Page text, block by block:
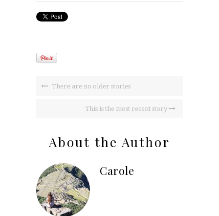
There are no older stories
This is the most recent story
About the Author
Carole